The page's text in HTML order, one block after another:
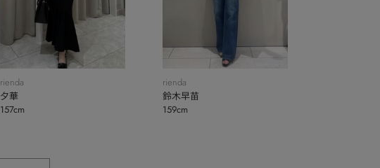
rienda
夕華
157cm
rienda
鈴木早苗
159cm